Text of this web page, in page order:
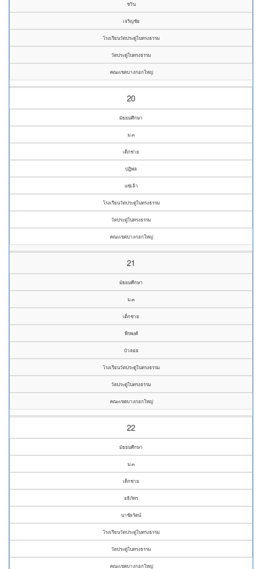
ชวิน
เจริญชัย
โรงเรียนวัดประดู่ในทรงธรรม
วัดประดู่ในทรงธรรม
คณะเขตบางกอกใหญ่
20
มัธยมศึกษา
ม.๓
เด็กชาย
ปฏิพล
แซ่เล้า
โรงเรียนวัดประดู่ในทรงธรรม
วัดประดู่ในทรงธรรม
คณะเขตบางกอกใหญ่
21
มัธยมศึกษา
ม.๓
เด็กชาย
พีรพงศ์
บัวลอย
โรงเรียนวัดประดู่ในทรงธรรม
วัดประดู่ในทรงธรรม
คณะเขตบางกอกใหญ่
22
มัธยมศึกษา
ม.๓
เด็กชาย
อธิภัทร
นาชัยรัตน์
โรงเรียนวัดประดู่ในทรงธรรม
วัดประดู่ในทรงธรรม
คณะเขตบางกอกใหญ่